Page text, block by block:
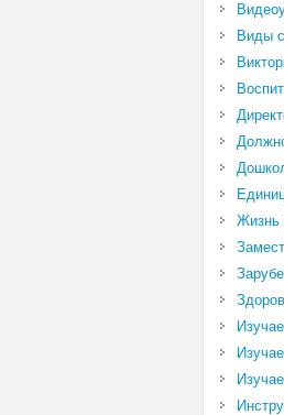
Виды
Жизнь